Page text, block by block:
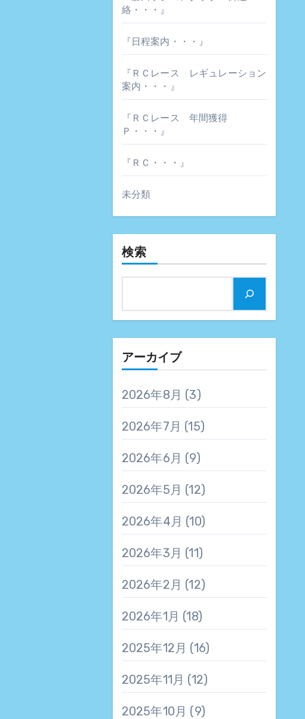
絡・・・』
『日程案内・・・』
『ＲＣレース レギュレーション
案内・・・』
『ＲＣレース 年間獲得
Ｐ・・・』
『ＲＣ・・・』
未分類
検索
アーカイブ
2026年8月 (3)
2026年7月 (15)
2026年6月 (9)
2026年5月 (12)
2026年4月 (10)
2026年3月 (11)
2026年2月 (12)
2026年1月 (18)
2025年12月 (16)
2025年11月 (12)
2025年10月 (9)